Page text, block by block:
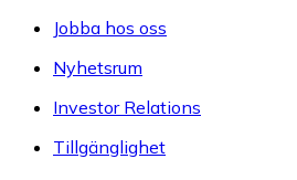
Jobba hos oss
Nyhetsrum
Investor Relations
Tillgänglighet